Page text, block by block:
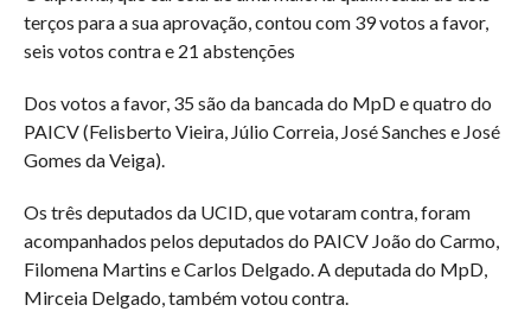
terços para a sua aprovação, contou com 39 votos a favor,
seis votos contra e 21 abstenções
Dos votos a favor, 35 são da bancada do MpD e quatro do
PAICV (Felisberto Vieira, Júlio Correia, José Sanches e José
Gomes da Veiga).
Os três deputados da UCID, que votaram contra, foram
acompanhados pelos deputados do PAICV João do Carmo,
Filomena Martins e Carlos Delgado. A deputada do MpD,
Mirceia Delgado, também votou contra.